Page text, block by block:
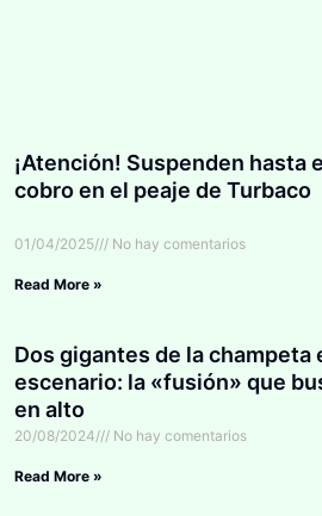
¡Atención! Suspenden hasta
cobro en el peaje de Turbaco
01/04/2025 No hay comentarios
Read More »
Dos gigantes de la champeta
escenario: la «fusión» que
en alto
20/08/2024 No hay comentarios
Read More »